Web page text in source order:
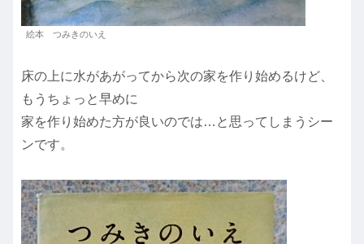
絵本 つみきのいえ
床の上に水があがってから次の家を作り始めるけど、
もうちょっと早めに
家を作り始めた方が良いのでは…と思ってしまうシー
ンです。